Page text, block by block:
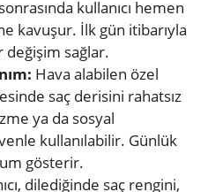
kullanıcı hemen
kavuşur. İlk gün itibarıyla
değişim sağlar.
Hava alabilen özel
saç derisini rahatsız
ya da sosyal
kullanılabilir. Günlük
gösterir.
dilediğinde saç rengini,